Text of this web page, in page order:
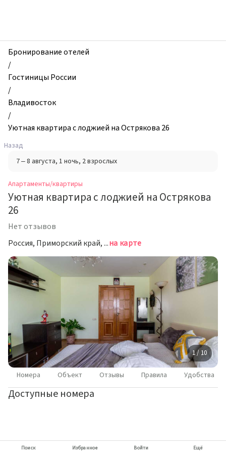
и
квартиры,
Уютная
квартира
лоджией
на
Острякова
26,
Владивосток,
Россия
Бронирование отелей
/
Гостиницы России
/
Владивосток
/
Уютная квартира с лоджией на Острякова 26
Назад
7 – 8 августа, 1 ночь, 2 взрослых
Апартаменты/квартиры
Уютная квартира с лоджией на Острякова
26
Нет отзывов
Россия, Приморский край, Владивосток, проспект Острякова, 26на карте
1 / 10
Номера Объект Отзывы Правила Удобства
Доступные номера
Поиск Избранное Войти Ещё